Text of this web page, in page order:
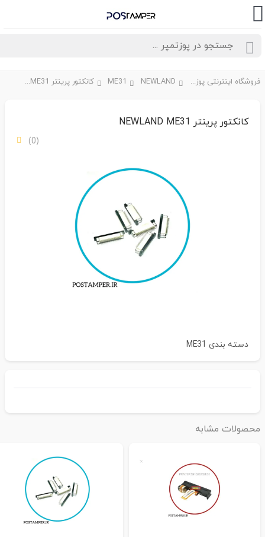
فروشگاه اینترنتی پوزتمپر NEWLAND
ME31 کانکتور پرینتر NEWLAND ME31
کانکتور پرینتر NEWLAND ME31
دسته بندیME31
مشابه